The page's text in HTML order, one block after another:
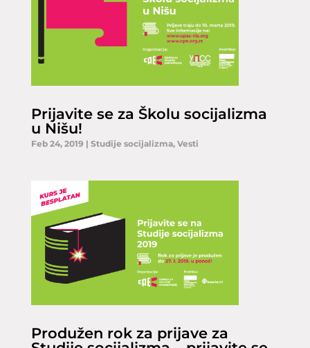
Prijavite se za Školu socijalizma
u Nišu!
Feb 24, 2019 | Studije socijalizma, Vesti
Produžen rok za prijave za